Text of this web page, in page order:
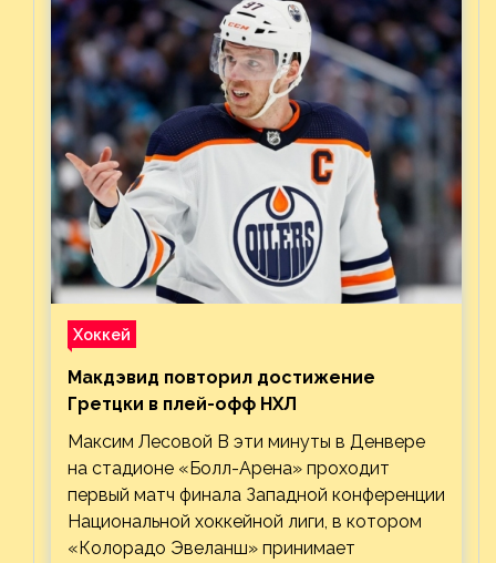
Хоккей
Макдэвид повторил достижение
Гретцки в плей-офф НХЛ
Максим Лесовой В эти минуты в Денвере
на стадионе «Болл-Арена» проходит
первый матч финала Западной конференции
Национальной хоккейной лиги, в котором
«Колорадо Эвеланш» принимает